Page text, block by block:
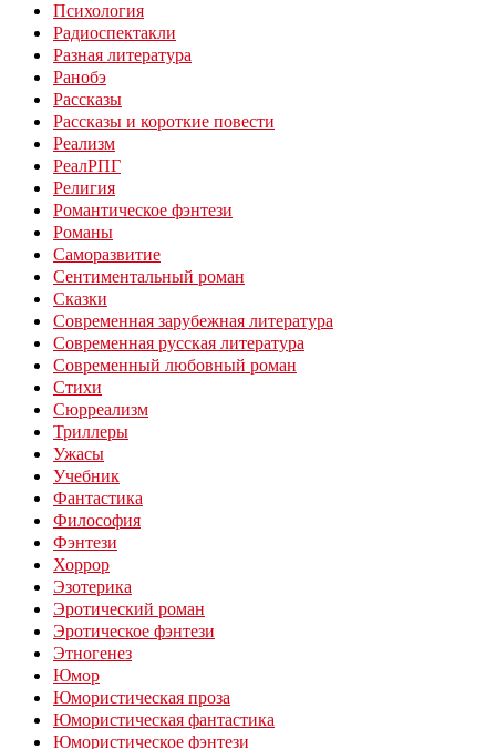
Психология
Радиоспектакли
Разная литература
Ранобэ
Рассказы
Рассказы и короткие повести
Реализм
РеалРПГ
Религия
Романтическое фэнтези
Романы
Саморазвитие
Сентиментальный роман
Сказки
Современная зарубежная литература
Современная русская литература
Современный любовный роман
Стихи
Сюрреализм
Триллеры
Ужасы
Учебник
Фантастика
Философия
Фэнтези
Хоррор
Эзотерика
Эротический роман
Эротическое фэнтези
Этногенез
Юмор
Юмористическая проза
Юмористическая фантастика
Юмористическое фэнтези